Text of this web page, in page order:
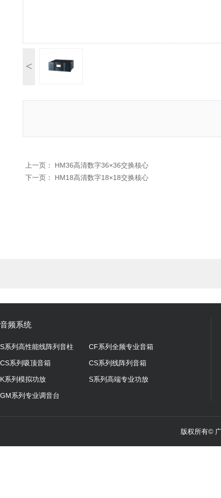
<
上一页： HM36高清数字36×36交换核心
下一页： HM18高清数字18×18交换核心
音频系统
S系列高性能线阵列音柱 CF系列全频专业音箱
CS系列吸顶音箱 CS系列线阵列音箱
K系列模拟功放 S系列高端专业功放
GM系列专业调音台
版权所有©